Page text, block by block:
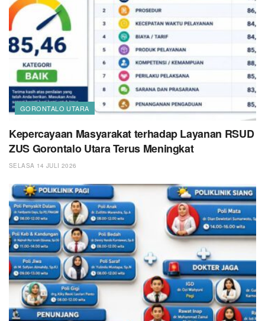
GORONTALO UTARA
Kepercayaan Masyarakat terhadap Layanan RSUD
ZUS Gorontalo Utara Terus Meningkat
SELASA 14 JULI 2026